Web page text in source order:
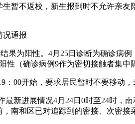
暂不返校，新生报到时不允许亲
况通报
果为阳性。4月25日诊断为确诊病
性（确诊病例9作为密切接触者集
：00开始，要求居民暂时不要移动
最新进展情况4月24日0时至24时
南和区已对追踪到的密接、次密